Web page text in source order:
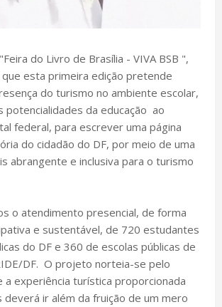
do Livro de Brasília - VIVA BSB ",
que esta primeira edição pretende
do turismo no ambiente escolar,
potencialidades da educação ao
federal, para escrever uma página
do cidadão do DF, por meio de uma
abrangente e inclusiva para o turismo
o atendimento presencial, de forma
e sustentável, de 720 estudantes
do DF e 360 de escolas públicas de
DF. O projeto norteia-se pelo
a experiência turística proporcionada
ir além da fruição de um mero